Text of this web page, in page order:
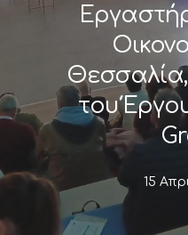
του
15